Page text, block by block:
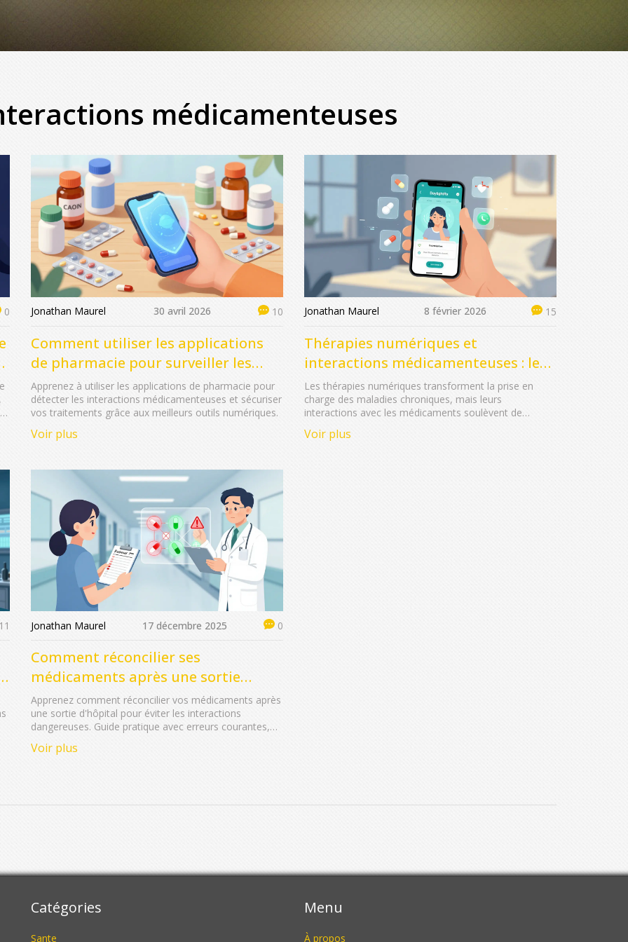
médicamenteuses
0 Jonathan Maurel 30 avril 2026 10
Comment utiliser les applications
de pharmacie pour surveiller les
interactions médicamenteuses
Apprenez à utiliser les applications de pharmacie pour
détecter les interactions médicamenteuses et sécuriser
vos traitements grâce aux meilleurs outils numériques.
Voir plus
Jonathan Maurel 8 février 2026 15
Thérapies numériques et
interactions médicamenteuses : les
nouvelles préoccupations
Les thérapies numériques transforment la prise en
charge des maladies chroniques, mais leurs
interactions avec les médicaments soulèvent de
régulation. Découvrez les enjeux réels en 2026.
Voir plus
11 Jonathan Maurel 17 décembre 2025 0
Comment réconcilier ses
médicaments après une sortie
d'hôpital pour éviter les interactions
Apprenez comment réconcilier vos médicaments après
une sortie d'hôpital pour éviter les interactions
dangereuses. Guide pratique avec erreurs courantes,
après la sortie.
Voir plus
Catégories
Sante
Menu
À propos